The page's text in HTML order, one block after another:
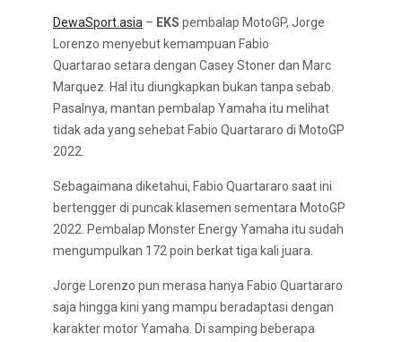
DewaSport.asia – EKS pembalap MotoGP, Jorge
Lorenzo menyebut kemampuan Fabio
Quartarao setara dengan Casey Stoner dan Marc
Marquez. Hal itu diungkapkan bukan tanpa sebab.
Pasalnya, mantan pembalap Yamaha itu melihat
tidak ada yang sehebat Fabio Quartararo di MotoGP
2022.
Sebagaimana diketahui, Fabio Quartararo saat ini
bertengger di puncak klasemen sementara MotoGP
2022. Pembalap Monster Energy Yamaha itu sudah
mengumpulkan 172 poin berkat tiga kali juara.
Jorge Lorenzo pun merasa hanya Fabio Quartararo
saja hingga kini yang mampu beradaptasi dengan
karakter motor Yamaha. Di samping beberapa